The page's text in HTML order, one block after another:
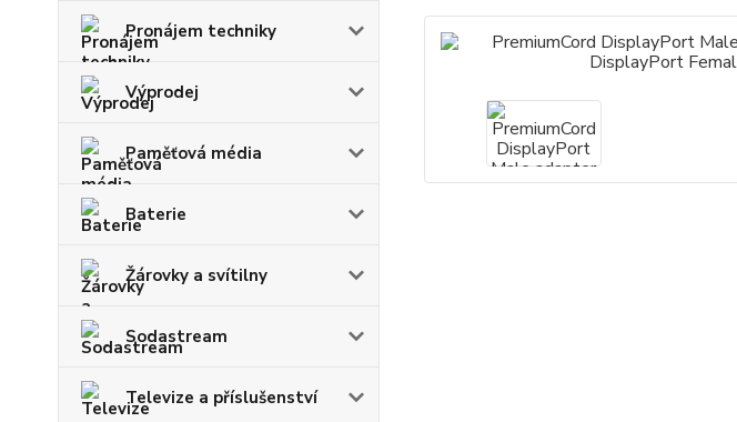
Pronájem techniky
Výprodej
Paměťová média
Baterie
Žárovky a svítilny
Sodastream
Televize a příslušenství